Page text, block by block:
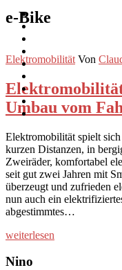
e-Bike
Elektromobilität Von
Umbau vom
Elektromobilität spielt
kurzen Distanzen, in
Zweiräder, komfortabel
seit gut zwei Jahren mit
überzeugt und zufrieden
nun auch ein
abgestimmtes…
weiterlesen
Nino